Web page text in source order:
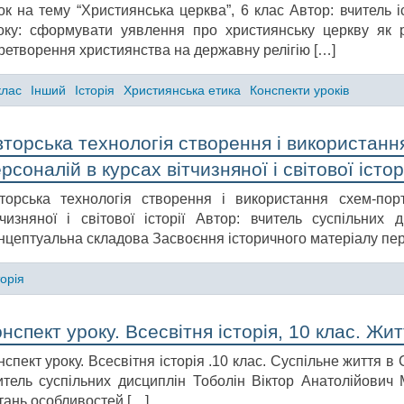
на тему “Християнська церква”, 6 клас Автор: вчитель
сформувати уявлення про християнську церкву як
християнства на державну релігію […]
Інший Історія Християнська етика Конспекти уроків
технологія створення і
в курсах вітчизняної і світової
технологія створення і використання схем-
і світової історії Автор: вчитель
складова Засвоєння історичного матеріалу
уроку. Всесвітня історія, 10 клас.
уроку. Всесвітня історія .10 клас. Суспільне життя
суспільних дисциплін Тоболін Віктор
особливостей […]